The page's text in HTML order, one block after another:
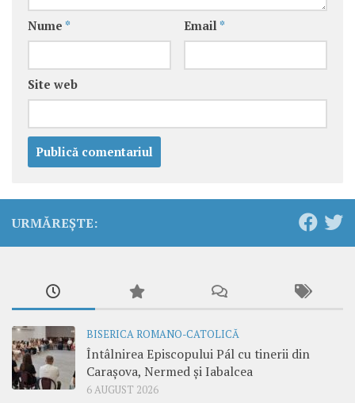
Nume * Email *
Site web
URMĂREȘTE:
BISERICA ROMANO-CATOLICĂ
Întâlnirea Episcopului Pál cu tinerii din
Carașova, Nermed și Iabalcea
6 AUGUST 2026